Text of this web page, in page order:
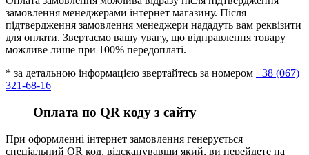
замовлення менеджерами інтернет магазину. Після
підтвердження замовлення менеджери нададуть вам реквізити
для оплати. Звертаємо вашу увагу, що відправлення товару
можливе лише при 100% передоплаті.
* за детальною інформацією звертайтесь за номером +38 (067)
321-68-16
Оплата по QR коду з сайту
При оформленні інтернет замовлення генерується
спеціальний QR код, відсканувавши який, ви перейдете на